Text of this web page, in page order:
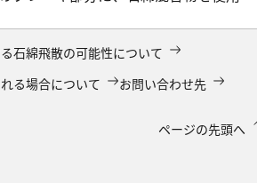
石綿飛散の可能性について
る場合について
お問い合わせ先
ページの先頭へ